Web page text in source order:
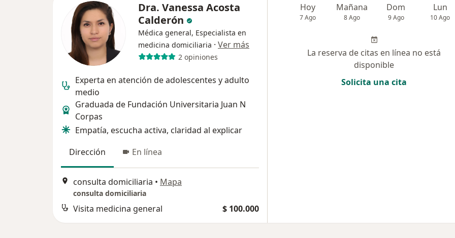
Dra. Vanessa Acosta
Calderón
Médica general, Especialista en
medicina domiciliaria · Ver más
2 opiniones
Experta en atención de adolescentes y adulto
medio
Graduada de Fundación Universitaria Juan N
Corpas
Empatía, escucha activa, claridad al explicar
Dirección
En línea
consulta domiciliaria • Mapa
consulta domiciliaria
Visita medicina general $ 100.000
Hoy
7 Ago
Mañana
8 Ago
Dom
9 Ago
Lun
10 Ago
La reserva de citas en línea no está
disponible
Solicita una cita